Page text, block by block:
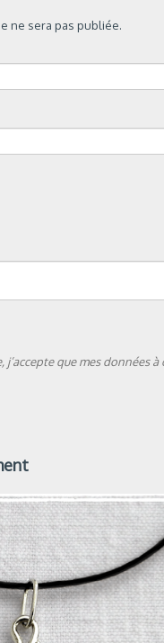
ne sera pas publiée.
j’accepte que mes